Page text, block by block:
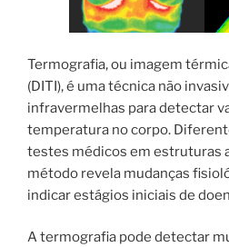
Termografia, ou imagem
(DITI), é uma técnica não
infravermelhas para detectar
temperatura no corpo.
testes médicos em estruturas
método revela mudanças
indicar estágios iniciais de
A termografia pode detectar